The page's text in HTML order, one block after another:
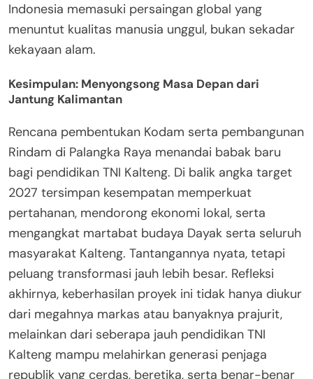
Indonesia memasuki persaingan global yang
menuntut kualitas manusia unggul, bukan sekadar
kekayaan alam.
Kesimpulan: Menyongsong Masa Depan dari
Jantung Kalimantan
Rencana pembentukan Kodam serta pembangunan
Rindam di Palangka Raya menandai babak baru
bagi pendidikan TNI Kalteng. Di balik angka target
2027 tersimpan kesempatan memperkuat
pertahanan, mendorong ekonomi lokal, serta
mengangkat martabat budaya Dayak serta seluruh
masyarakat Kalteng. Tantangannya nyata, tetapi
peluang transformasi jauh lebih besar. Refleksi
akhirnya, keberhasilan proyek ini tidak hanya diukur
dari megahnya markas atau banyaknya prajurit,
melainkan dari seberapa jauh pendidikan TNI
Kalteng mampu melahirkan generasi penjaga
republik yang cerdas, beretika, serta benar-benar